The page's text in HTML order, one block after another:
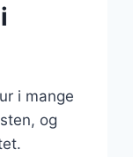
i mange
og